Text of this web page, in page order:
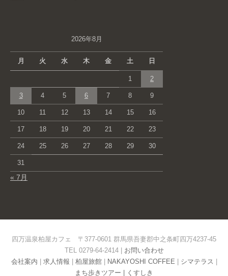
2026年8月
月 火 水 木 金 土 日
1 2
3 4 5 6 7 8 9
10 11 12 13 14 15 16
17 18 19 20 21 22 23
24 25 26 27 28 29 30
31
« 7月
四万温泉柏屋カフェ 〒377-0601 群馬県吾妻郡中之条町四万4237-45
TEL 0279-64-2414 | お問い合わせ
会社案内
求人情報 柏屋旅館| NAKAYOSHI COFFEE シマテラス
まち歩きツアー |
くすしき